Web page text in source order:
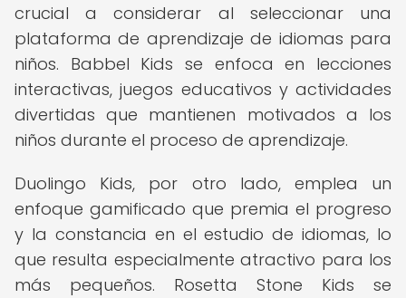
crucial a considerar al seleccionar una
plataforma de aprendizaje de idiomas para
niños. Babbel Kids se enfoca en lecciones
interactivas, juegos educativos y actividades
divertidas que mantienen motivados a los
niños durante el proceso de aprendizaje.
Duolingo Kids, por otro lado, emplea un
enfoque gamificado que premia el progreso
y la constancia en el estudio de idiomas, lo
que resulta especialmente atractivo para los
más pequeños. Rosetta Stone Kids se